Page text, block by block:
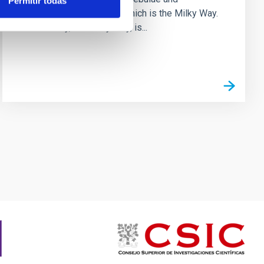
interstellar dust among which is the Milky Way.
Our Galaxy, the Milky Way, is...